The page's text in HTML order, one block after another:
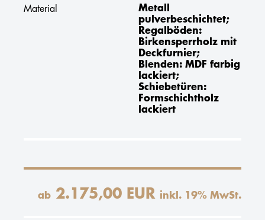
Material
Metall
pulverbeschichtet;
Regalböden:
Birkensperrholz mit
Deckfurnier;
Blenden: MDF farbig
lackiert;
Schiebetüren:
Formschichtholz
lackiert
ab 2.175,00 EUR inkl. 19% MwSt.